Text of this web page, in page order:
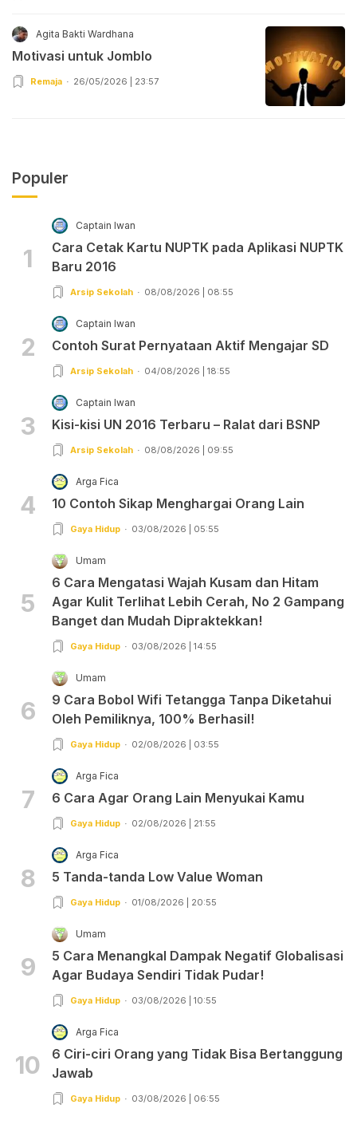
Agita Bakti Wardhana
Motivasi untuk Jomblo
Remaja 26/05/2026 | 23:57
Populer
1
Captain Iwan
Cara Cetak Kartu NUPTK pada Aplikasi NUPTK
Baru 2016
Arsip Sekolah 08/08/2026 | 08:55
2
Captain Iwan
Contoh Surat Pernyataan Aktif Mengajar SD
Arsip Sekolah 04/08/2026 | 18:55
3
Captain Iwan
Kisi-kisi UN 2016 Terbaru – Ralat dari BSNP
Arsip Sekolah 08/08/2026 | 09:55
4
Arga Fica
10 Contoh Sikap Menghargai Orang Lain
Gaya Hidup 03/08/2026 | 05:55
5
Umam
6 Cara Mengatasi Wajah Kusam dan Hitam
Agar Kulit Terlihat Lebih Cerah, No 2 Gampang
Banget dan Mudah Dipraktekkan!
Gaya Hidup 03/08/2026 | 14:55
6
Umam
9 Cara Bobol Wifi Tetangga Tanpa Diketahui
Oleh Pemiliknya, 100% Berhasil!
Gaya Hidup 02/08/2026 | 03:55
7
Arga Fica
6 Cara Agar Orang Lain Menyukai Kamu
Gaya Hidup 02/08/2026 | 21:55
8
Arga Fica
5 Tanda-tanda Low Value Woman
Gaya Hidup 01/08/2026 | 20:55
9
Umam
5 Cara Menangkal Dampak Negatif Globalisasi
Agar Budaya Sendiri Tidak Pudar!
Gaya Hidup 03/08/2026 | 10:55
10
Arga Fica
6 Ciri-ciri Orang yang Tidak Bisa Bertanggung
Jawab
Gaya Hidup 03/08/2026 | 06:55